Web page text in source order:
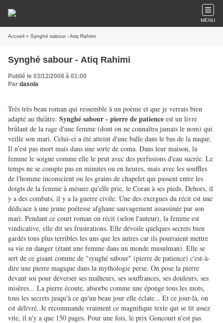
MENU
Accueil » Synghé sabour - Atiq Rahimi
Synghé sabour - Atiq Rahimi
Publié le 03/12/2008 à 01:00
Par dasola
Très très beau roman qui ressemble à un poème et que je verrais bien
adapté au théâtre. Synghé sabour - pierre de patience est un livre
brûlant de la rage d'une femme (dont on ne connaîtra jamais le nom) qui
veille son mari. Celui-ci a été atteint d'une balle dans le bas de la nuque.
Il n'est pas mort mais dans une sorte de coma. Dans leur maison, la
femme le soigne comme elle le peut avec des perfusions d'eau sucrée. Le
temps ne se compte pas en minutes ou en heures, mais avec les souffles
de l'homme inconscient ou les grains de chapelet qui passent entre les
doigts de la femme à mesure qu'elle prie, le Coran à ses pieds. Dehors, il
y a des combats, il y a la guerre civile. Une des exergues du récit est une
dédicace à une jeune poétesse afghane sauvagement assassinée par son
mari. Pendant ce court roman ou récit (selon l'auteur), la femme est
vindicative, elle dit ses frustrations. Elle dévoile quelques secrets bien
gardés tous plus terribles les uns que les autres car ils pourraient mettre
sa vie en danger (étant une femme dans un monde musulman). Elle se
sert de ce gisant comme de "synghé sabour" (pierre de patience) c'est-à-
dire une pierre magique dans la mythologie perse. On pose la pierre
devant soi pour déverser ses malheurs, ses souffrances, ses douleurs, ses
misères... La pierre écoute, absorbe comme une éponge tous les mots,
tous les secrets jusqu'à ce qu'un beau jour elle éclate... Et ce jour-là, on
est délivré. Je recommande vraiment ce magnifique texte qui se lit assez
vite, il n'y a que 150 pages. Pour une fois, le prix Goncourt n'est pas